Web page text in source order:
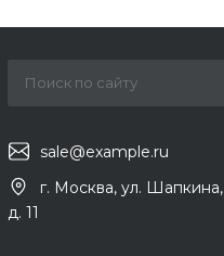
sale@example.ru
г. Москва, ул. Шапкина,
д. 11